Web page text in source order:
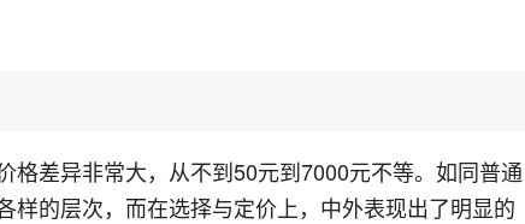
格差异非常大，从不到50元到7000元不等。如同普通
样的层次，而在选择与定价上，中外表现出了明显的